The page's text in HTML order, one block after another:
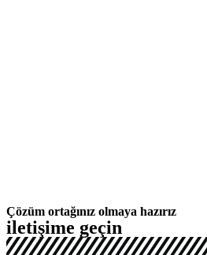
Çözüm ortağınız olmaya hazırız
iletişime geçin